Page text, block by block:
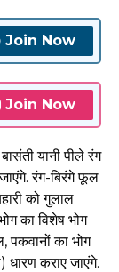
Join Now
Join Now
यानी पीले रंग
रंग-बिरंगे फूल
को गुलाल
का विशेष भोग
का भोग
कराए जाएंगे.